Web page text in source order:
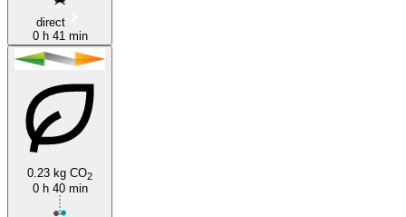
direct
0 h 41 min
0.23 kg CO2
0 h 40 min